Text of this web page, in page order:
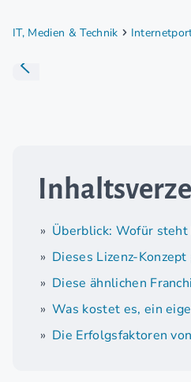
IT, Medien & Technik
Überblick: Wofür
Dieses Lizenz-
Diese ähnlichen
Was kostet es, ein
Die Erfolgsfaktoren